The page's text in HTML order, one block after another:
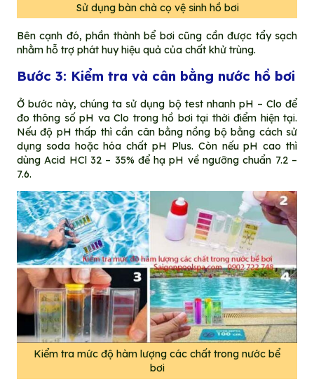
Sử dụng bàn chà cọ vệ sinh hồ bơi
Bên cạnh đó, phần thành bể bơi cũng cần được tẩy sạch
nhằm hỗ trợ phát huy hiệu quả của chất khử trùng.
Bước 3: Kiểm tra và cân bằng nước hồ bơi
Ở bước này, chúng ta sử dụng bộ test nhanh pH – Clo để
đo thông số pH va Clo trong hồ bơi tại thời điểm hiện tại.
Nếu độ pH thấp thì cần cân bằng nồng bộ bằng cách sử
dụng soda hoặc hóa chất pH Plus. Còn nếu pH cao thì
dùng Acid HCl 32 – 35% để hạ pH về ngưỡng chuẩn 7.2 –
7.6.
Kiểm tra mức độ hàm lượng các chất trong nước bể
bơi